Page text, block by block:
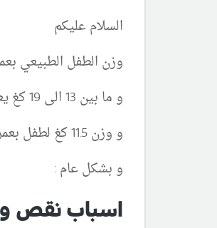
السلام عليكم
وزن الطفل الطبيعي بعمر 3 سنوات هو
و ما بين 13 الى 19 كغ يعتبر طبيعياً أيضاً
و وزن 11.5 كغ لطفل بعمر 3 سنوات يعتبر ناقص و غير طبيعي
و بشكل عام :
اسباب نقص